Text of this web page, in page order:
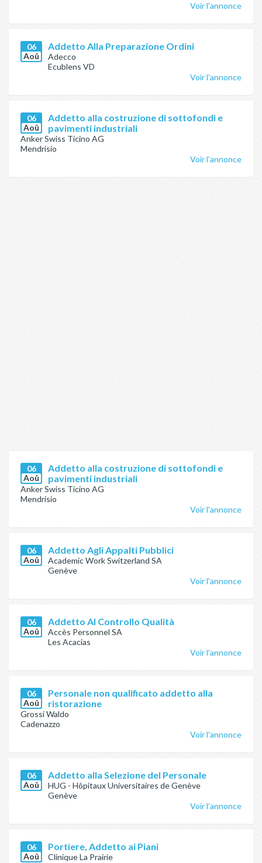
Voir l'annonce
06
Aoû
Addetto Alla Preparazione Ordini
Adecco
Ecublens VD
Voir l'annonce
06
Aoû
Addetto alla costruzione di sottofondi e
pavimenti industriali
Anker Swiss Ticino AG
Mendrisio
Voir l'annonce
06
Aoû
Addetto alla costruzione di sottofondi e
pavimenti industriali
Anker Swiss Ticino AG
Mendrisio
Voir l'annonce
06
Aoû
Addetto Agli Appalti Pubblici
Academic Work Switzerland SA
Genève
Voir l'annonce
06
Aoû
Addetto Al Controllo Qualità
Accès Personnel SA
Les Acacias
Voir l'annonce
06
Aoû
Personale non qualificato addetto alla
ristorazione
Grossi Waldo
Cadenazzo
Voir l'annonce
06
Aoû
Addetto alla Selezione del Personale
HUG - Hôpitaux Universitaires de Genève
Genève
Voir l'annonce
06
Aoû
Portiere, Addetto ai Piani
Clinique La Prairie